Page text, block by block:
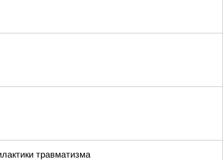
травматизма